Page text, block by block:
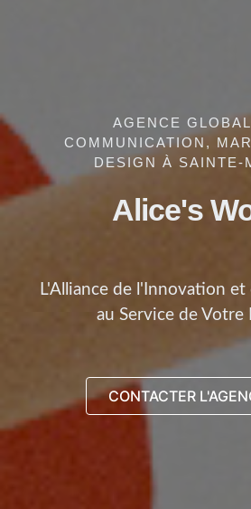
AGENCE
COMMUNICATION,
DESIGN À SAINTE-
Alice's
L'Alliance de l'Innovation
au Service de Votre
CONTACTER